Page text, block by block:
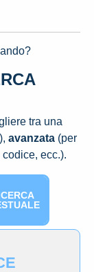
tra una
avanzata (per
codice, ecc.).